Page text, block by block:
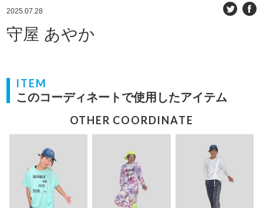
2025.07.28
守屋 あやか
ITEM
このコーディネートで使用したアイテム
OTHER COORDINATE